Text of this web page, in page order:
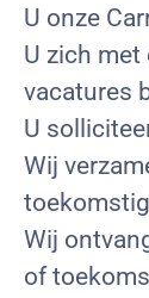
U onze
U zich
vacatures
U
Wij
Wij
of